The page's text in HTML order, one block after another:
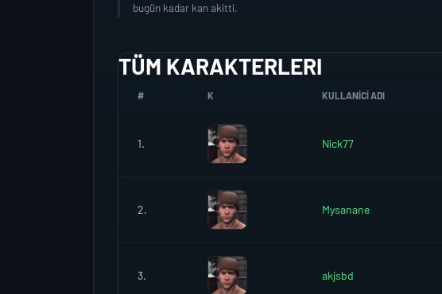
bugün kadar kan akitti.
TÜM KARAKTERLERI
# K KULLANICI ADI
1. Nick77
2. Mysanane
3. akjsbd